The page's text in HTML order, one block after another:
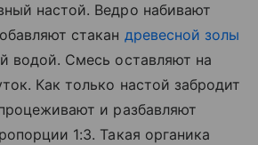
настой. Ведро набивают
стакан древесной золы
водой. Смесь оставляют на
Как только настой забродит
и разбавляют
1:3. Такая органика